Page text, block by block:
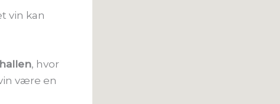
vin kan
, hvor
være en